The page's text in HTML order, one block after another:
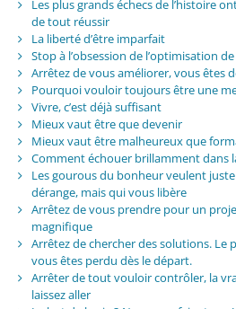
Les plus grands échecs de l’histoire
de tout réussir
La liberté d’être imparfait
Stop à l’obsession de l’optimisation
Arrêtez de vous améliorer, vous êtes
Pourquoi vouloir toujours être une
Vivre, c’est déjà suffisant
Mieux vaut être que devenir
Mieux vaut être malheureux que
Comment échouer brillamment dans
Les gourous du bonheur veulent
dérange, mais qui vous libère
Arrêtez de vous prendre pour un
magnifique
Arrêtez de chercher des solutions. Le
vous êtes perdu dès le départ.
Arrêter de tout vouloir contrôler, la
laissez aller